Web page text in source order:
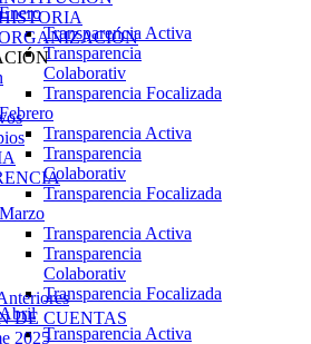
Enero
Transparencia Activa
Transparencia
Colaborativ
Transparencia Focalizada
Febrero
Transparencia Activa
Transparencia
Colaborativ
Transparencia Focalizada
Marzo
Transparencia Activa
Transparencia
Colaborativ
Transparencia Focalizada
Abril
Transparencia Activa
DE CUENTAS
2025